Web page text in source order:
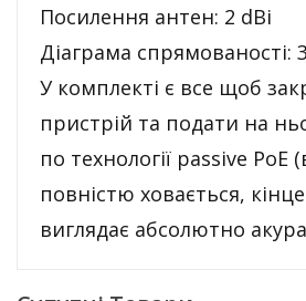
Посилення антен: 2 dBi
Діаграма спрямованості:
У комплекті є все щоб
пристрій та подати на
по технології passive PoE
повністю ховається,
виглядає абсолютно